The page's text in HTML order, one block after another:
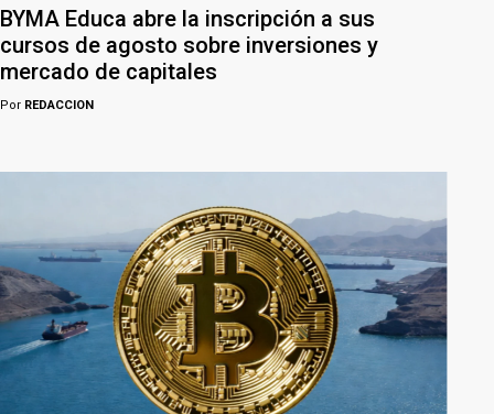
BYMA Educa abre la inscripción a sus
cursos de agosto sobre inversiones y
mercado de capitales
Por REDACCION